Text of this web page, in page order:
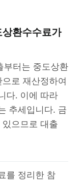
상환수수료가
부터는 중도상환
로 재산정하여
다. 이에 따라
추세입니다. 금
으므로 대출
를 정리한 참